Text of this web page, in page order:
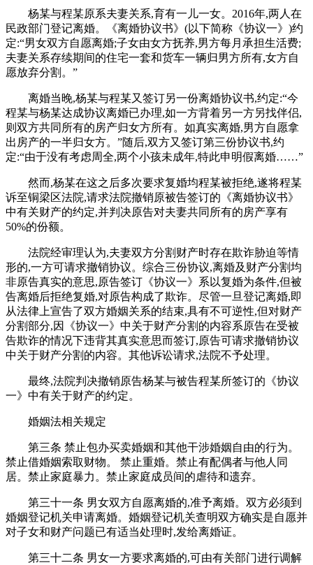
杨某与程某原系夫妻关系,育有一儿一女。2016年,两人在
民政部门登记离婚。《离婚协议书》(以下简称《协议一》)约
定:“男女双方自愿离婚;子女由女方抚养,男方每月承担生活费;
夫妻关系存续期间的住宅一套和货车一辆归男方所有,女方自
愿放弃分割。”
离婚当晚,杨某与程某又签订另一份离婚协议书,约定:“今
程某与杨某达成协议离婚已办理,如一方背着另一方另找伴侣,
则双方共同所有的房产归女方所有。如真实离婚,男方自愿拿
出房产的一半归女方。”随后,双方又签订第三份协议书,约
定:“由于没有考虑周全,两个小孩未成年,特此申明假离婚……”
然而,杨某在这之后多次要求复婚均程某被拒绝,遂将程某
诉至铜梁区法院,请求法院撤销原被告签订的《离婚协议书》
中有关财产的约定,并判决原告对夫妻共同所有的房产享有
50%的份额。
法院经审理认为,夫妻双方分割财产时存在欺诈胁迫等情
形的,一方可请求撤销协议。综合三份协议,离婚及财产分割均
非原告真实的意思,原告签订《协议一》系以复婚为条件,但被
告离婚后拒绝复婚,对原告构成了欺诈。尽管一旦登记离婚,即
从法律上宣告了双方婚姻关系的结束,具有不可逆性,但对财产
分割部分,因《协议一》中关于财产分割的内容系原告在受被
告欺诈的情况下违背其真实意思而签订,原告可请求撤销协议
中关于财产分割的内容。其他诉讼请求,法院不予处理。
最终,法院判决撤销原告杨某与被告程某所签订的《协议
一》中有关于财产的约定。
婚姻法相关规定
第三条 禁止包办买卖婚姻和其他干涉婚姻自由的行为。
禁止借婚姻索取财物。 禁止重婚。禁止有配偶者与他人同
居。禁止家庭暴力。禁止家庭成员间的虐待和遗弃。
第三十一条 男女双方自愿离婚的,准予离婚。双方必须到
婚姻登记机关申请离婚。婚姻登记机关查明双方确实是自愿并
对子女和财产问题已有适当处理时,发给离婚证。
第三十二条 男女一方要求离婚的,可由有关部门进行调解